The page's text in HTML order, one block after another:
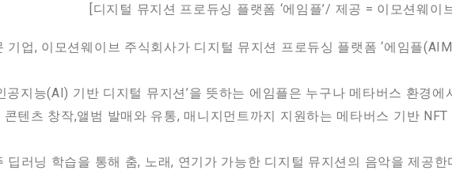
[디지털 뮤지션 프로듀싱 플랫폼 ‘에임플’/ 제공 = 이모션웨이
기업, 이모션웨이브 주식회사가 디지털 뮤지션 프로듀싱 플랫폼 ‘에임플
공지능(AI) 기반 디지털 뮤지션’을 뜻하는 에임플은 누구나 메타버스 환경
텐츠 창작,앨범 발매와 유통, 매니지먼트까지 지원하는 메타버스 기반
딥러닝 학습을 통해 춤, 노래, 연기가 가능한 디지털 뮤지션의 음악을 제공한